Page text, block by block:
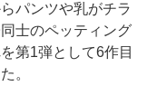
パンツや乳がチラ
士のペッティング
第1弾として6作目
。